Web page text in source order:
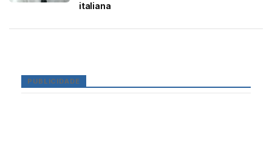
italiana
PUBLICIDADE